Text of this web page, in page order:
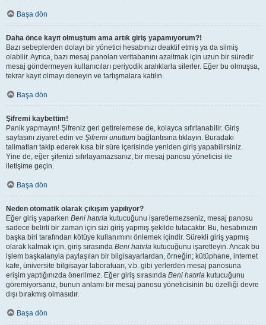
Başa dön
Daha önce kayıt olmuştum ama artık giriş yapamıyorum?!
Bazı sebeplerden dolayı bir yönetici hesabınızı deaktif etmiş ya da silmiş
olabilir. Ayrıca, bazı mesaj panoları veritabanını azaltmak için uzun bir süredir
mesaj göndermeyen kullanıcıları periyodik aralıklarla silerler. Eğer bu olmuşsa,
tekrar kayıt olmayı deneyin ve tartışmalara katılın.
Başa dön
Şifremi kaybettim!
Panik yapmayın! Şifreniz geri getirelemese de, kolayca sıfırlanabilir. Giriş
sayfasını ziyaret edin ve Şifremi unuttum bağlantısına tıklayın. Buradaki
talimatları takip ederek kısa bir süre içerisinde yeniden giriş yapabilirsiniz.
Yine de, eğer şifenizi sıfırlayamazsanız, bir mesaj panosu yöneticisi ile
iletişime geçin.
Başa dön
Neden otomatik olarak çıkışım yapılıyor?
Eğer giriş yaparken Beni hatırla kutucuğunu işaretlemezseniz, mesaj panosu
sadece belirli bir zaman için sizi giriş yapmış şekilde tutacaktır. Bu, hesabınızın
başka biri tarafından kötüye kullanımını önlemek içindir. Sürekli giriş yapmış
olarak kalmak için, giriş sırasında Beni hatırla kutucuğunu işaretleyin. Ancak bu
işlem başkalarıyla paylaşılan bir bilgisayarlardan, örneğin; kütüphane, internet
kafe, üniversite bilgisayar laboratuarı, v.b. gibi yerlerden mesaj panosuna
erişim yaptığınızda önerilmez. Eğer giriş sırasında Beni hatırla kutucuğunu
göremiyorsanız, bunun anlamı bir mesaj panosu yöneticisinin bu özelliği devre
dışı bırakmış olmasıdır.
Başa dön